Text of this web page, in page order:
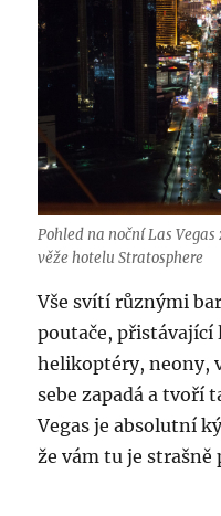
Pohled na noční Las
věže hotelu Stratosphere
Vše svítí různými
poutače,
helikoptéry, neony,
sebe zapadá a tvoří
Vegas je absolutní
že vám tu je strašně